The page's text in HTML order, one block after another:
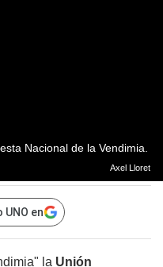
Nacional de la Vendimia.
Axel Lloret
UNO en
la Unión